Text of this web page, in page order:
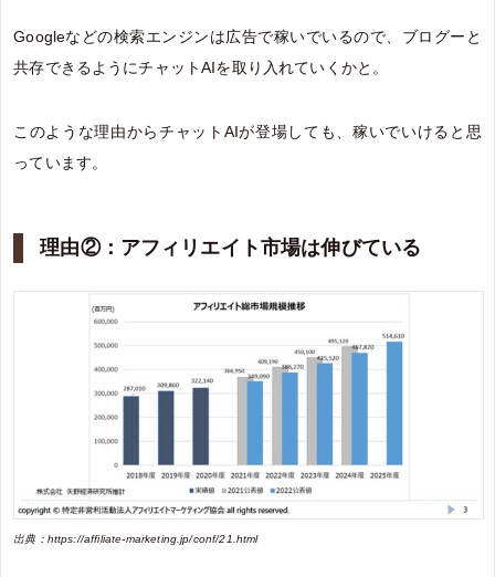
Googleなどの検索エンジンは広告で稼いでいるので、ブログーと
共存できるようにチャットAIを取り入れていくかと。
このような理由からチャットAIが登場しても、稼いでいけると思
っています。
理由②：アフィリエイト市場は伸びている
出典：https://affiliate-marketing.jp/conf/21.html